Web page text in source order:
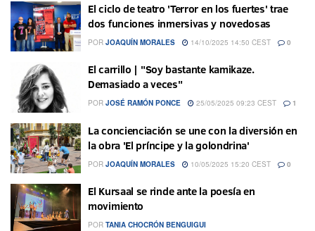
El ciclo de teatro 'Terror en los fuertes' trae
dos funciones inmersivas y novedosas
POR JOAQUÍN MORALES 14/10/2025 14:50 CEST 0
El carrillo | "Soy bastante kamikaze.
Demasiado a veces"
POR JOSÉ RAMÓN PONCE 25/05/2025 09:23 CEST 1
La concienciación se une con la diversión en
la obra 'El príncipe y la golondrina'
POR JOAQUÍN MORALES 10/05/2025 15:20 CEST 0
El Kursaal se rinde ante la poesía en
movimiento
POR TANIA CHOCRÓN BENGUIGUI